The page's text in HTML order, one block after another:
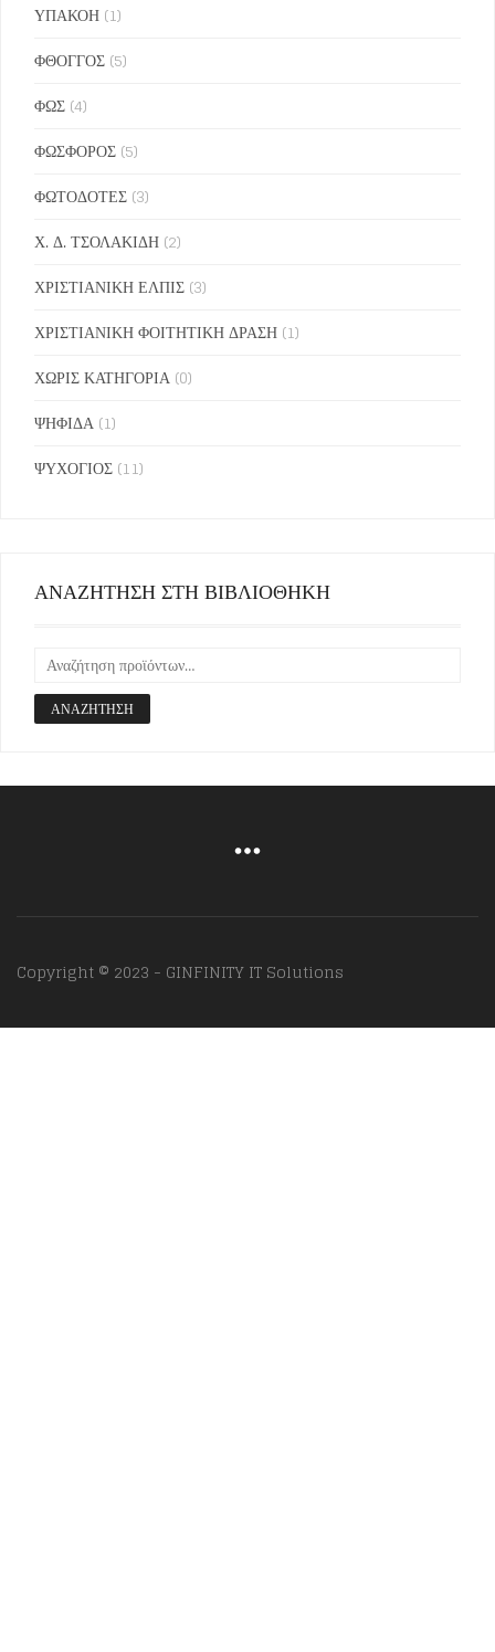
ΥΠΑΚΟΗ (1)
ΦΘΟΓΓΟΣ (5)
ΦΩΣ (4)
ΦΩΣΦΟΡΟΣ (5)
ΦΩΤΟΔΟΤΕΣ (3)
Χ. Δ. ΤΣΟΛΑΚΙΔΗ (2)
ΧΡΙΣΤΙΑΝΙΚΗ ΕΛΠΙΣ (3)
ΧΡΙΣΤΙΑΝΙΚΗ ΦΟΙΤΗΤΙΚΗ ΔΡΑΣΗ (1)
ΧΩΡΙΣ ΚΑΤΗΓΟΡΙΑ (0)
ΨΗΦΙΔΑ (1)
ΨΥΧΟΓΙΟΣ (11)
ΑΝΑΖΗΤΗΣΗ ΣΤΗ ΒΙΒΛΙΟΘΗΚΗ
ΑΝΑΖΉΤΗΣΗ
Copyright © 2023 - GINFINITY IT Solutions